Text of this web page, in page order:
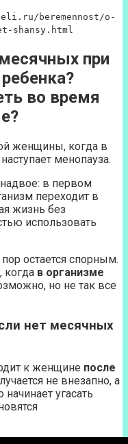
beremennost/o-
shansy.html
при
во время
женщины, когда в
менопауза.
в первом
переходит в
жизнь без
использовать
остается спорным.
когда в организме
но не так все
нет месячных
к женщине после
не внезапно, а
угасать